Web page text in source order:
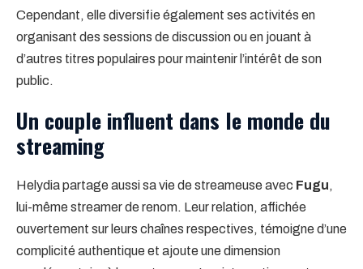
Cependant, elle diversifie également ses activités en
organisant des sessions de discussion ou en jouant à
d’autres titres populaires pour maintenir l’intérêt de son
public.
Un couple influent dans le monde du
streaming
Helydia partage aussi sa vie de streameuse avec Fugu,
lui-même streamer de renom. Leur relation, affichée
ouvertement sur leurs chaînes respectives, témoigne d’une
complicité authentique et ajoute une dimension